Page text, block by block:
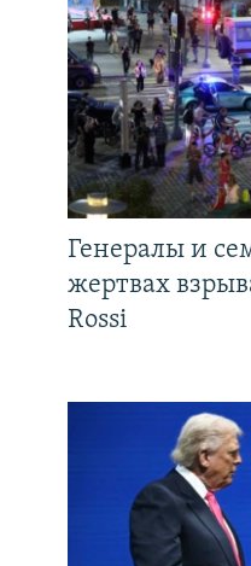
Генералы и
жертвах
Rossi